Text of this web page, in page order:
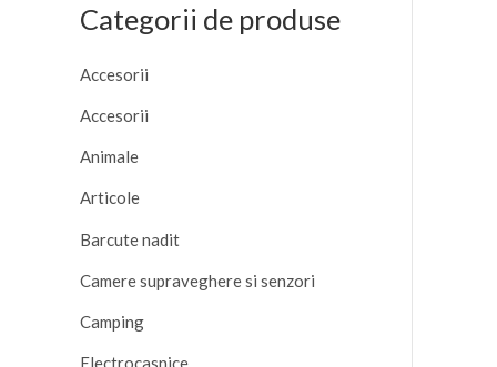
Categorii de produse
Accesorii
Accesorii
Animale
Articole
Barcute nadit
Camere supraveghere si senzori
Camping
Electrocasnice